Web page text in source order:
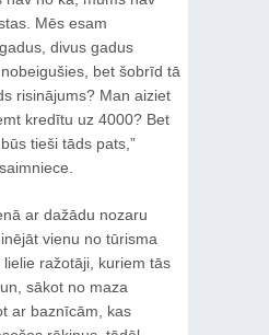
Mēs esam
divus gadus
bet šobrīd tā
risinājums? Man aiziet
kredītu uz 4000? Bet
tieši tāds pats,”
ar dažādu nozaru
vienu no tūrisma
ražotāji, kuriem tās
sākot no maza
ar baznīcām, kas